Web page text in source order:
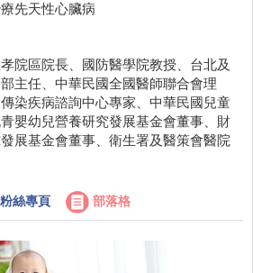
先天性心臟病
院區院長、國防醫學院教授、台北及
主任、中華民國全國醫師聯合會理
染疾病諮詢中心專家、中華民國兒童
嬰幼兒營養研究發展基金會董事、財
展基金會董事、衛生署及醫策會醫院
粉絲專頁 部落格